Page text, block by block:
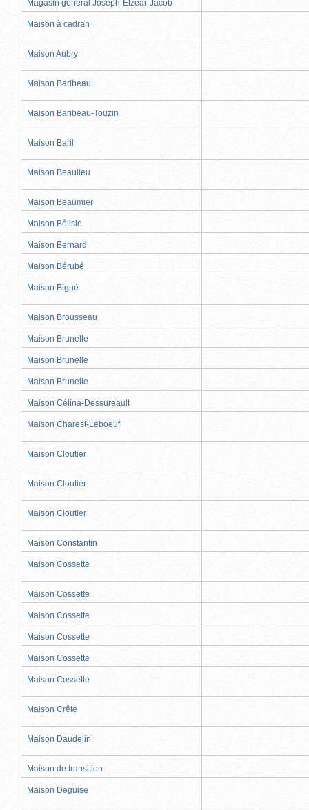
Magasin général Joseph-Elzéar-Jacob
Maison à cadran
Maison Aubry
Maison Baribeau
Maison Baribeau-Touzin
Maison Baril
Maison Beaulieu
Maison Beaumier
Maison Bélisle
Maison Bernard
Maison Bérubé
Maison Bigué
Maison Brousseau
Maison Brunelle
Maison Brunelle
Maison Brunelle
Maison Célina-Dessureault
Maison Charest-Leboeuf
Maison Cloutier
Maison Cloutier
Maison Cloutier
Maison Constantin
Maison Cossette
Maison Cossette
Maison Cossette
Maison Cossette
Maison Cossette
Maison Cossette
Maison Crête
Maison Daudelin
Maison de transition
Maison Deguise